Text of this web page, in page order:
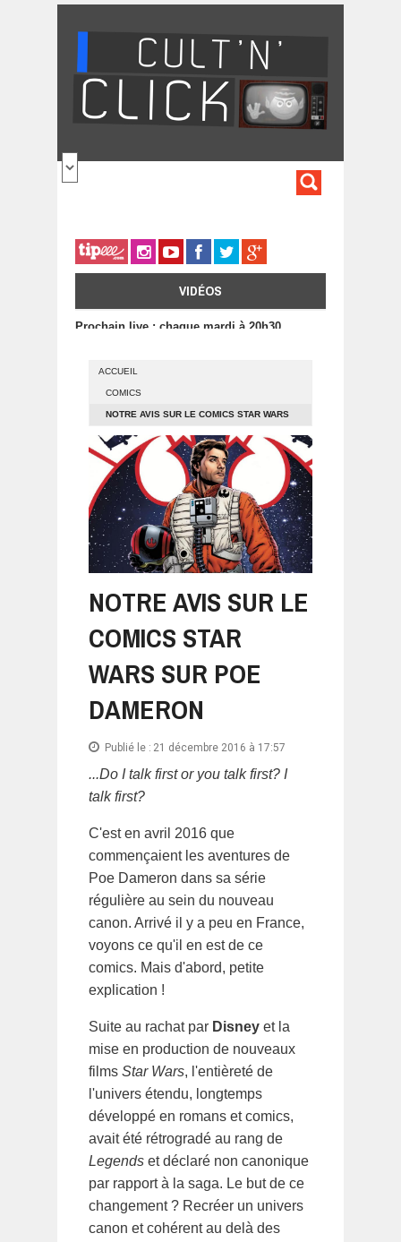
VIDÉOS
Prochain live : chaque mardi à 20h30
ACCUEIL
COMICS
NOTRE AVIS SUR LE COMICS STAR WARS
SUR POE DAMERON
NOTRE AVIS SUR LE
COMICS STAR
WARS SUR POE
DAMERON
Publié le : 21 décembre 2016 à 17:57
...Do I talk first or you talk first? I
talk first?
C'est en avril 2016 que
commençaient les aventures de
Poe Dameron dans sa série
régulière au sein du nouveau
canon. Arrivé il y a peu en France,
voyons ce qu'il en est de ce
comics. Mais d'abord, petite
explication !
Suite au rachat par Disney et la
mise en production de nouveaux
films Star Wars, l'entièreté de
l'univers étendu, longtemps
développé en romans et comics,
avait été rétrogradé au rang de
Legends et déclaré non canonique
par rapport à la saga. Le but de ce
changement ? Recréer un univers
canon et cohérent au delà des